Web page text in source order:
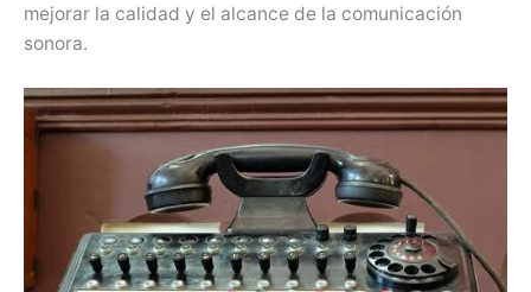
mejorar la calidad y el alcance de la comunicación
sonora.